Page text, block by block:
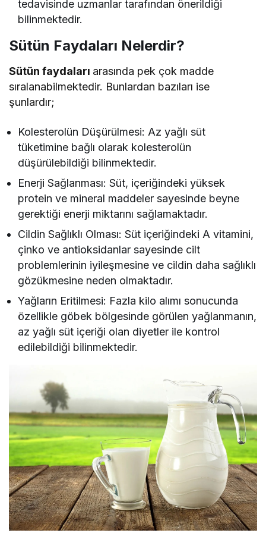
tedavisinde uzmanlar tarafından önerildiği
bilinmektedir.
Sütün Faydaları Nelerdir?
Sütün faydaları arasında pek çok madde
sıralanabilmektedir. Bunlardan bazıları ise
şunlardır;
Kolesterolün Düşürülmesi: Az yağlı süt
tüketimine bağlı olarak kolesterolün
düşürülebildiği bilinmektedir.
Enerji Sağlanması: Süt, içeriğindeki yüksek
protein ve mineral maddeler sayesinde beyne
gerektiği enerji miktarını sağlamaktadır.
Cildin Sağlıklı Olması: Süt içeriğindeki A vitamini,
çinko ve antioksidanlar sayesinde cilt
problemlerinin iyileşmesine ve cildin daha sağlıklı
gözükmesine neden olmaktadır.
Yağların Eritilmesi: Fazla kilo alımı sonucunda
özellikle göbek bölgesinde görülen yağlanmanın,
az yağlı süt içeriği olan diyetler ile kontrol
edilebildiği bilinmektedir.